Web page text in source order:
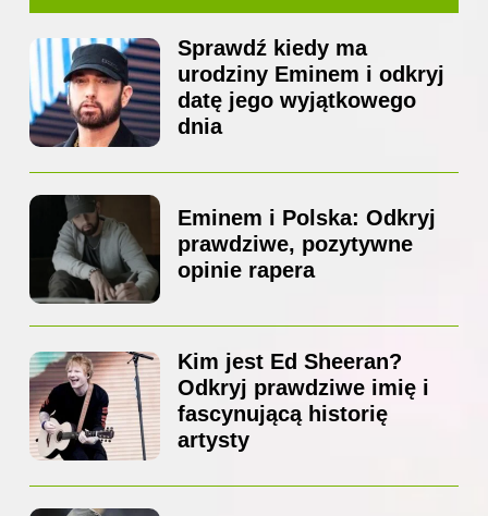
Sprawdź kiedy ma
urodziny Eminem i odkryj
datę jego wyjątkowego
dnia
Eminem i Polska: Odkryj
prawdziwe, pozytywne
opinie rapera
Kim jest Ed Sheeran?
Odkryj prawdziwe imię i
fascynującą historię
artysty